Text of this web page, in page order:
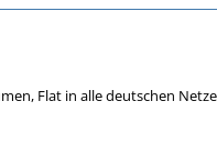
Flat in alle deutschen